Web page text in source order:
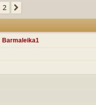
2
Barmaleika1